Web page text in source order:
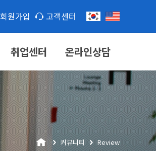
회원가입 고객센터
취업센터 온라인상담
커뮤니티 Review